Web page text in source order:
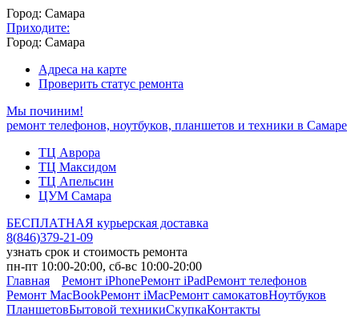
Город: Самара
Приходите:
Город: Самара
Адреса на карте
Проверить статус ремонта
Мы починим!
ремонт телефонов, ноутбуков, планшетов и техники в Самаре
ТЦ Аврора
ТЦ Максидом
ТЦ Апельсин
ЦУМ Самара
БЕСПЛАТНАЯ курьерская доставка
8(846)379-21-09
узнать срок и стоимость ремонта
пн-пт 10:00-20:00, сб-вс 10:00-20:00
Главная
Ремонт iPhoneРемонт iPadРемонт телефонов
Ремонт MacBookРемонт iMacРемонт самокатовНоутбуков
ПланшетовБытовой техникиСкупкаКонтакты